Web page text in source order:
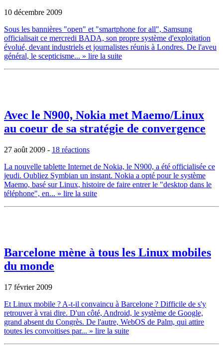
10 décembre 2009
Sous les bannières "open" et "smartphone for all", Samsung
officialisait ce mercredi BADA, son propre système d'exploitation
évolué, devant industriels et journalistes réunis à Londres. De l'aveu
général, le scepticisme... » lire la suite
Avec le N900, Nokia met Maemo/Linux
au coeur de sa stratégie de convergence
27 août 2009 - 18 réactions
La nouvelle tablette Internet de Nokia, le N900, a été officialisée ce
jeudi. Oubliez Symbian un instant. Nokia a opté pour le système
Maemo, basé sur Linux, histoire de faire entrer le "desktop dans le
téléphone", en... » lire la suite
Barcelone mène à tous les Linux mobiles
du monde
17 février 2009
Et Linux mobile ? A-t-il convaincu à Barcelone ? Difficile de s'y
retrouver à vrai dire. D'un côté, Android, le système de Google,
grand absent du Congrès. De l'autre, WebOS de Palm, qui attire
toutes les convoitises par... » lire la suite